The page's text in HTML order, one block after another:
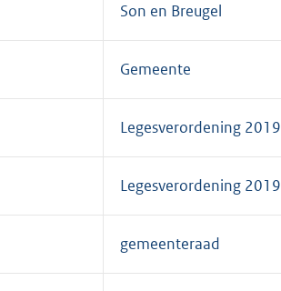
Son en Breugel
Gemeente
Legesverordening 2019
Legesverordening 2019
gemeenteraad